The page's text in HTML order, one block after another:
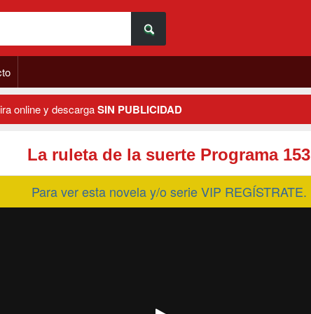
online y descargaSIN PUBLICIDAD
La ruleta de la suerte Programa 153
Para ver esta novela y/o serie VIP REGÍSTRATE.